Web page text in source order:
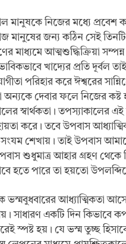
মানুষকে নিজের মধ্যে প্রবেশ
মানুষের জন্য কঠিন সেই
মাধ্যমে আত্মশুদ্ধিক্রিয়া
খাদ্যের প্রতি দূর্বল
পরিহার করে ঈশ্বরের
অন্যকে দেবার ফলে নিজের কষ্ট
স্বার্থকতা। তপস্যাকালের এই
করে। তবে উপবাস
শেখায়। তাই উপবাস
শুধুমাত্র আহার গ্রহণ থেকে
হতে পারে তা হয়তো
ভস্মবুধবারের আধ্যাত্মিকতা
সাধারণ একটি দিন কিভাবে
স্পষ্ট হয়। যে ভস্ম তুচ্ছ